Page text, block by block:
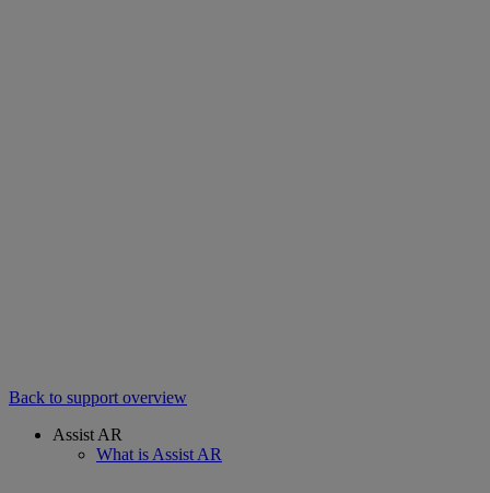
Back to support overview
Assist AR
What is Assist AR